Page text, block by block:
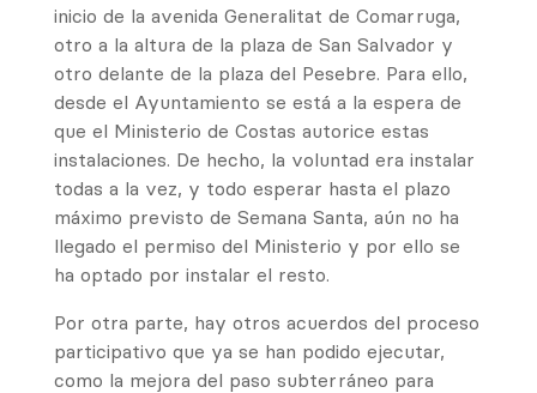
inicio de la avenida Generalitat de Comarruga,
otro a la altura de la plaza de San Salvador y
otro delante de la plaza del Pesebre. Para ello,
desde el Ayuntamiento se está a la espera de
que el Ministerio de Costas autorice estas
instalaciones. De hecho, la voluntad era instalar
todas a la vez, y todo esperar hasta el plazo
máximo previsto de Semana Santa, aún no ha
llegado el permiso del Ministerio y por ello se
ha optado por instalar el resto.
Por otra parte, hay otros acuerdos del proceso
participativo que ya se han podido ejecutar,
como la mejora del paso subterráneo para